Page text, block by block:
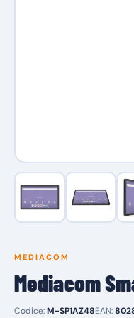
MEDIACOM
Mediacom
Codice:M-SP1AZ48EAN: